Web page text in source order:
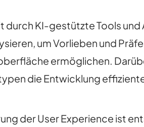
durch KI-gestützte Tools
um Vorlieben und
ermöglichen.
die Entwicklung
der User Experience ist